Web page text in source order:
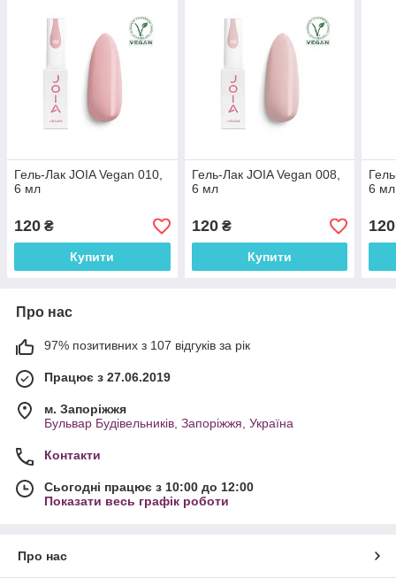
Гель-Лак JOIA Vegan 010,
6 мл
120 ₴
Купити
Гель-Лак JOIA Vegan 008,
6 мл
120₴
Купити
6 мл
120
Про нас
97% позитивних з 107 відгуків за рік
Працює з 27.06.2019
м. Запоріжжя
Бульвар Будівельників, Запоріжжя, Україна
Контакти
Сьогодні працює з 10:00 до 12:00
Показати весь графік роботи
Про нас